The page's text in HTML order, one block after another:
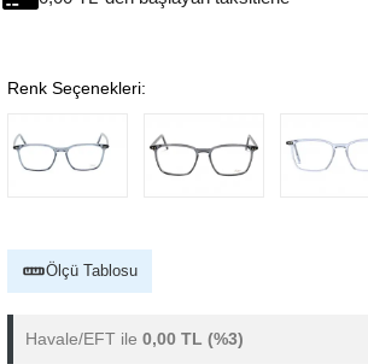
Renk Seçenekleri:
Ölçü Tablosu
Havale/EFT ile 0,00 TL (%3)